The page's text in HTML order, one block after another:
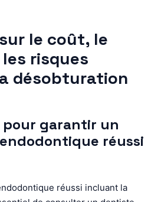
le coût, le
risques
désobturation
garantir un
réussi
réussi incluant la